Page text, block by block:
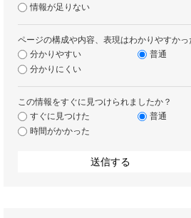
情報が足りない
ページの構成や内容、表現はわかりやすかっ
分かりやすい
普通
分かりにくい
この情報をすぐに見つけられましたか？
すぐに見つけた
普通
時間がかかった